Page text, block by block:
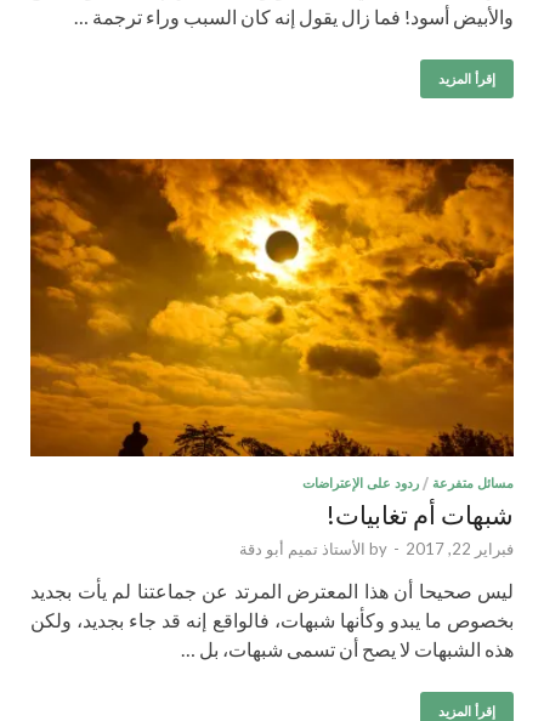
والأبيض أسود! فما زال يقول إنه كان السبب وراء ترجمة …
إقرأ المزيد
مسائل متفرعة / ردود على الإعتراضات
شبهات أم تغابيات!
فبراير 22, 2017 -
by الأستاذ تميم أبو دقة
ليس صحيحا أن هذا المعترض المرتد عن جماعتنا لم يأت بجديد
بخصوص ما يبدو وكأنها شبهات، فالواقع إنه قد جاء بجديد، ولكن
هذه الشبهات لا يصح أن تسمى شبهات، بل …
إقرأ المزيد